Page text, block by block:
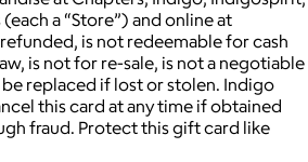
a “Store”) and online at
is not redeemable for cash
is not for re-sale, is not a negotiable
replaced if lost or stolen. Indigo
this card at any time if obtained
fraud. Protect this gift card like